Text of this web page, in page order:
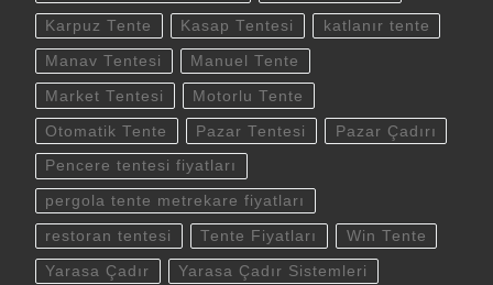
Karpuz Tente Kasap Tentesi katlanır tente
Manav Tentesi Manuel Tente
Market Tentesi Motorlu Tente
Otomatik Tente Pazar Tentesi Pazar Çadırı
Pencere tentesi fiyatları
pergola tente metrekare fiyatları
restoran tentesi Tente Fiyatları Win Tente
Yarasa Çadır Yarasa Çadır Sistemleri